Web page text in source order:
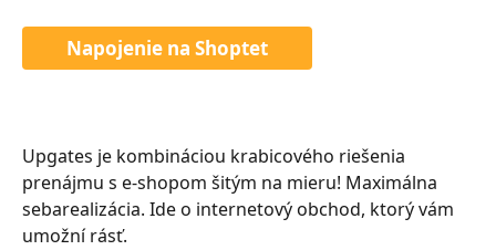
Napojenie na Shoptet
Upgates je kombináciou krabicového riešenia
prenájmu s e-shopom šitým na mieru! Maximálna
sebarealizácia. Ide o internetový obchod, ktorý vám
umožní rásť.